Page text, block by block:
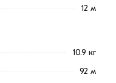
12 м
10.9 кг
92 м